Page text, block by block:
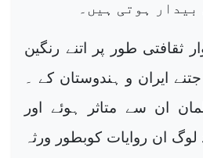
بیدار ہوتی ہیں۔
ثقافتی طور پر اتنے رنگین
ایران و ہندوستان کے ۔
ان سے متاثر ہوئے اور
ان روایات کوبطور ورثہ